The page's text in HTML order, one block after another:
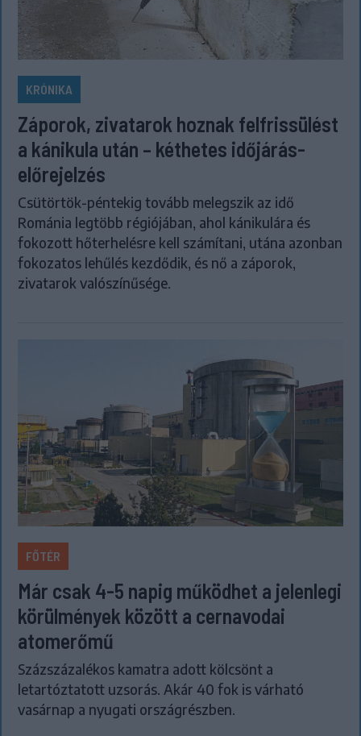
KRÓNIKA
Záporok, zivatarok hoznak felfrissülést
a kánikula után – kéthetes időjárás-
előrejelzés
Csütörtök-péntekig tovább melegszik az idő
Románia legtöbb régiójában, ahol kánikulára és
fokozott hőterhelésre kell számítani, utána azonban
fokozatos lehűlés kezdődik, és nő a záporok,
zivatarok valószínűsége.
FŐTÉR
Már csak 4-5 napig működhet a jelenlegi
körülmények között a cernavodai
atomerőmű
Százszázalékos kamatra adott kölcsönt a
letartóztatott uzsorás. Akár 40 fok is várható
vasárnap a nyugati országrészben.